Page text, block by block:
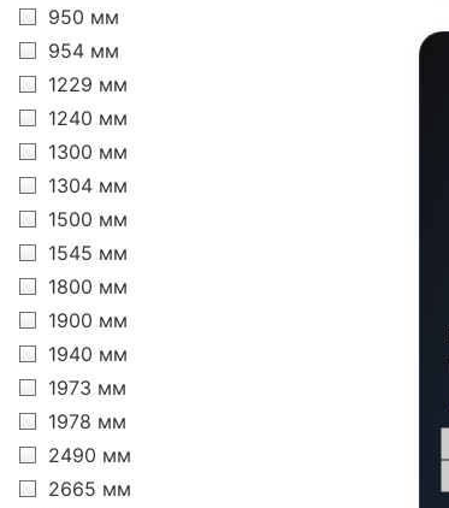
950 мм
954 мм
1229 мм
1240 мм
1300 мм
1304 мм
1500 мм
1545 мм
1800 мм
1900 мм
1940 мм
1973 мм
1978 мм
2490 мм
2665 мм